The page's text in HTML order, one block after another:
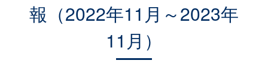
報（2022年11月～2023年
11月）